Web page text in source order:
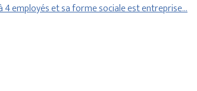
4 employés et sa forme sociale est entreprise…